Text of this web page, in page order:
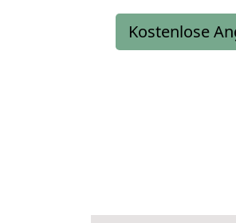
Kostenlose